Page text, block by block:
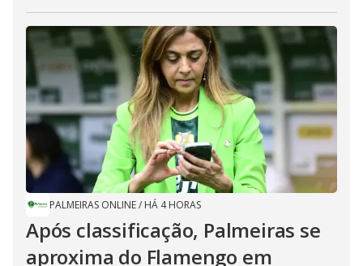
PALMEIRAS ONLINE/ HÁ 4 HORAS
Após classificação, Palmeiras se
aproxima do Flamengo em